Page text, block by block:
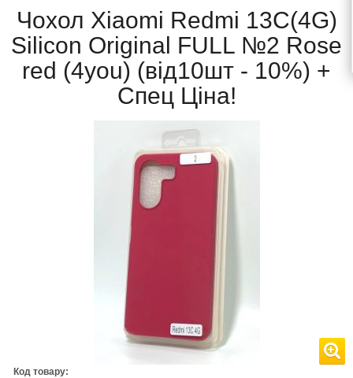
Чохол Xiaomi Redmi 13C(4G)
Silicon Original FULL №2 Rose
red (4you) (від10шт - 10%) +
Спец Ціна!
Код товару: